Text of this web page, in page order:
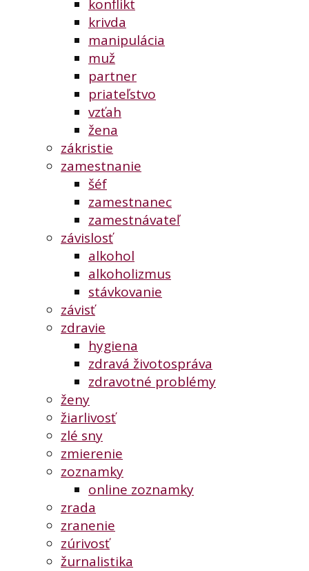
konflikt
krivda
manipulácia
muž
partner
priateľstvo
vzťah
žena
zákristie
zamestnanie
šéf
zamestnanec
zamestnávateľ
závislosť
alkohol
alkoholizmus
stávkovanie
závisť
zdravie
hygiena
zdravá životospráva
zdravotné problémy
ženy
žiarlivosť
zlé sny
zmierenie
zoznamky
online zoznamky
zrada
zranenie
zúrivosť
žurnalistika